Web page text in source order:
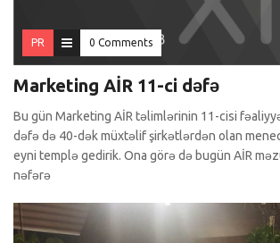
PR 0 Comments
Marketing AİR 11-ci dəfə
Bu gün Marketing AİR təlimlərinin 11-cisi
dəfə də 40-dək müxtəlif şirkətlərdən olan
eyni templə gedirik. Ona görə də bugün AİR
nəfərə